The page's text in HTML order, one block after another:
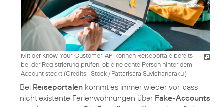
Mit der Know-Your-Customer-API können Reiseportale bereits
bei der Registrierung prüfen, ob eine echte Person hinter dem
Account steckt (Credits: iStock / Pattarisara Suvichanarakul)
Bei Reiseportalen kommt es immer wieder vor, dass
nicht existente Ferienwohnungen über Fake-Accounts